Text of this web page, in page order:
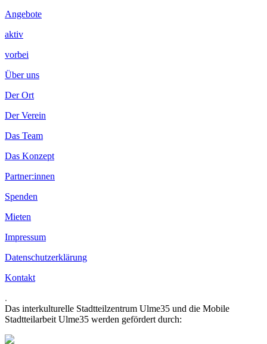
Angebote
aktiv
vorbei
Über uns
Der Ort
Der Verein
Das Team
Das Konzept
Partner:innen
Spenden
Mieten
Impressum
Datenschutzerklärung
Kontakt
.
Das interkulturelle Stadtteilzentrum Ulme35 und die Mobile
Stadtteilarbeit Ulme35 werden gefördert durch: